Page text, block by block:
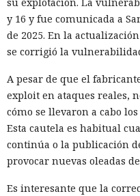
su explotación. La
y 16 y fue comunicada a
de 2025. En la
se corrigió la
A pesar de que el
exploit en ataques reales,
cómo se llevaron a cabo
Esta cautela es habitual
continúa o la publicación
provocar nuevas oleadas
Es interesante que la